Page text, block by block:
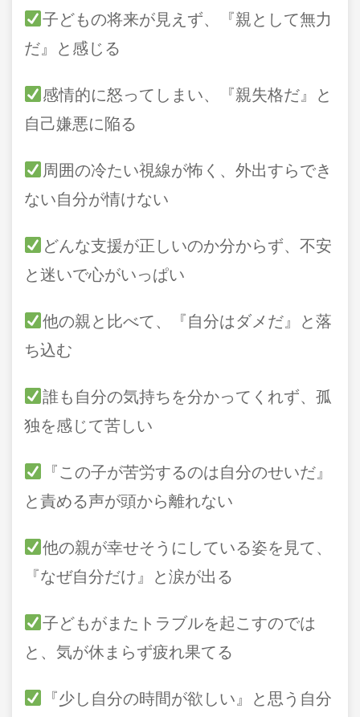
子どもの将来が見えず、『親として無力
だ』と感じる
感情的に怒ってしまい、『親失格だ』と
自己嫌悪に陥る
周囲の冷たい視線が怖く、外出すらでき
ない自分が情けない
どんな支援が正しいのか分からず、不安
と迷いで心がいっぱい
他の親と比べて、『自分はダメだ』と落
ち込む
誰も自分の気持ちを分かってくれず、孤
独を感じて苦しい
『この子が苦労するのは自分のせいだ』
と責める声が頭から離れない
他の親が幸せそうにしている姿を見て、
『なぜ自分だけ』と涙が出る
子どもがまたトラブルを起こすのでは
と、気が休まらず疲れ果てる
『少し自分の時間が欲しい』と思う自分